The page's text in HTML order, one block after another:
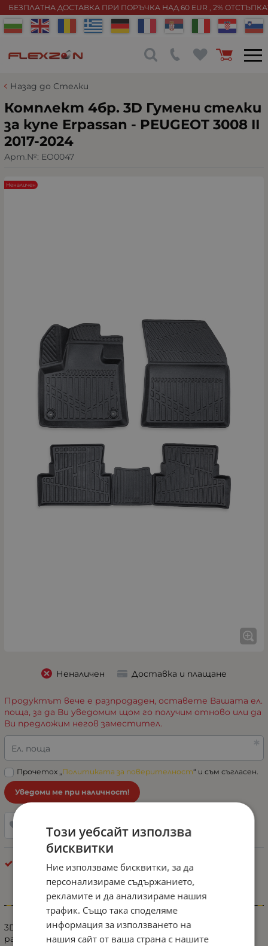
БЕЗПЛАТНА ДОСТАВКА ПРИ ПОРЪЧКА НАД 60 EUR , 2%
Назад до Стелки
Комплект 4бр. 3D Гумени стелки
за купе Erpassan - PEUGEOT 3008 II
2017-2024
Арт.№: EO0047
Неналичен
Неналичен Доставка и плащане
Продуктът вече е разпродаден, оставете Вашата ел.
поща, за да Ви уведомим щом го получим отново или да
Ви предложим негов заместител.
Ел. поща
Прочетох „ Политиката за поверителност“ и съм съгласен.
Уведоми ме при наличност!
Стелки
Информация
3D Гумени стелки за купе Erpassan - индивидуални за
различните модели автомобили.
Този уебсайт използва
бисквитки
Ние използваме бисквитки, за да
персонализираме съдържанието,
рекламите и да анализираме нашия
трафик. Също така споделяме
информация за използването на
нашия сайт от ваша страна с нашите